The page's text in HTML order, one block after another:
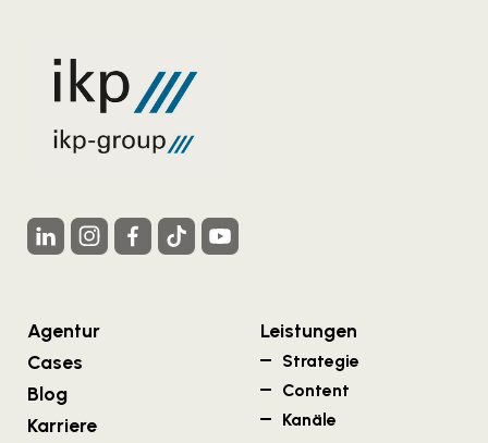
Agentur
Cases
Blog
Karriere
Leistungen
Strategie
Content
Kanäle